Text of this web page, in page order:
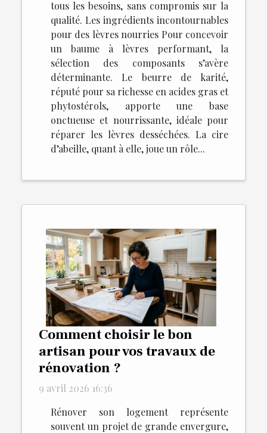
tous les besoins, sans compromis sur la
qualité. Les ingrédients incontournables
pour des lèvres nourries Pour concevoir
un baume à lèvres performant, la
sélection des composants s’avère
déterminante. Le beurre de karité,
réputé pour sa richesse en acides gras et
phytostérols, apporte une base
onctueuse et nourrissante, idéale pour
réparer les lèvres desséchées. La cire
d’abeille, quant à elle, joue un rôle...
Comment choisir le bon
artisan pour vos travaux de
rénovation ?
9 avril 2026 16:36
Rénover son logement représente
souvent un projet de grande envergure,